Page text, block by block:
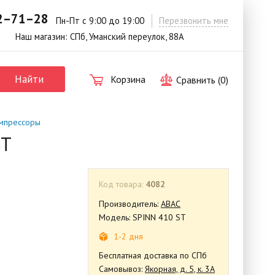
Пн-Пт с 9:00 до 19:00
Перезвонить мне
Наш магазин: СПб, Уманский переулок, 88А
Найти Корзина Сравнить (0)
Код товара: 4082
Производитель: ABAC
Модель: SPINN 410 ST
1-2 дня
Бесплатная доставка по СПб
Самовывоз: Якорная, д. 5, к. 3А